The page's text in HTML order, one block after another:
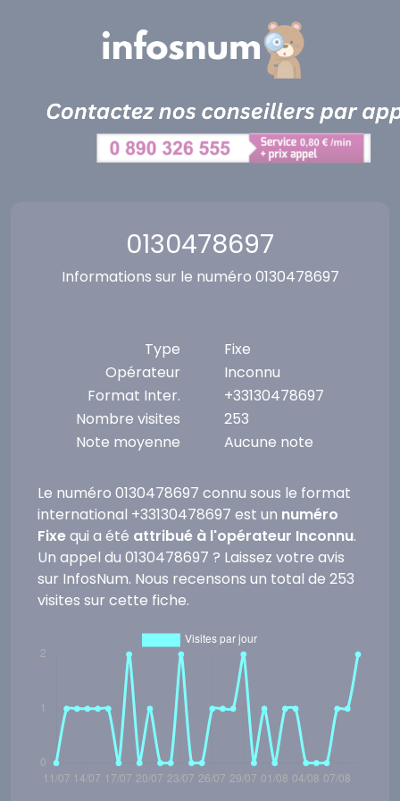
0130478697
Informations sur le numéro 0130478697
Type
Fixe
Opérateur
Inconnu
Format Inter.
+33130478697
Nombre visites
253
Note moyenne
Aucune note
Le numéro 0130478697 connu sous le format
international +33130478697 est un numéro
Fixequi a été attribué à l'opérateur Inconnu.
Un appel du 0130478697 ? Laissez votre avis
sur InfosNum. Nous recensons un total de 253
visites sur cette fiche.